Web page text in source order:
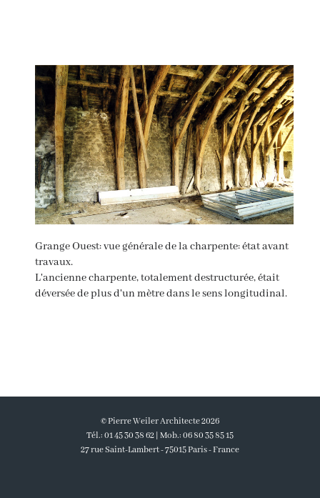
Grange Ouest: vue générale de la charpente: état avant
travaux.
L'ancienne charpente, totalement destructurée, était
déversée de plus d'un mètre dans le sens longitudinal.
© Pierre Weiler Architecte 2026
Tél.: 01 45 30 38 62 | Mob.: 06 80 35 85 15
27 rue Saint-Lambert - 75015 Paris - France